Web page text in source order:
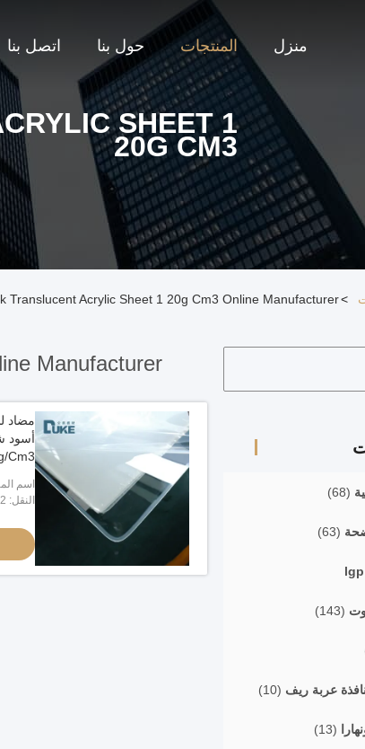
منزل المنتجات حول بنا اتصل بنا
SHEET 1
20G CM3
>
Translucent Acrylic Sheet 1 20g Cm3 Online Manufacturer
(68)
(63)
(143)
عربة ريف (10)
(13)
Manufacturer
Cm3
اسم
النقل: 92٪